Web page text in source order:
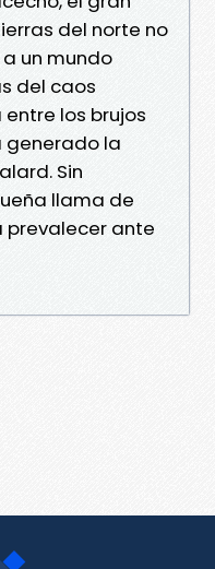
del norte no
un mundo
del caos
los brujos
generado la
Sin
llama de
prevalecer ante